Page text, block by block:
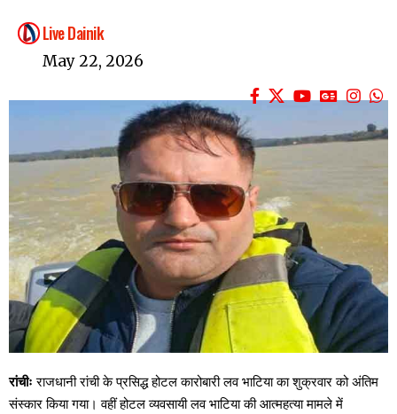
Live Dainik
May 22, 2026
रांचीः राजधानी रांची के प्रसिद्ध होटल कारोबारी लव भाटिया का शुक्रवार को अंतिम
संस्कार किया गया। वहीं होटल व्यवसायी लव भाटिया की आत्महत्या मामले में